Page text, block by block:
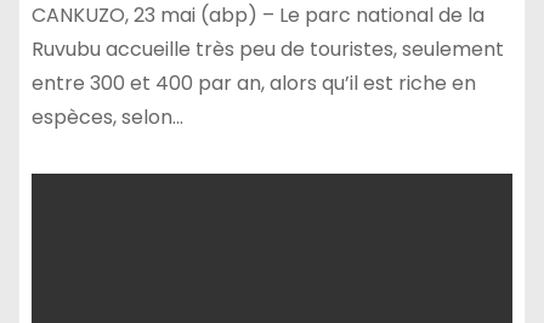
CANKUZO, 23 mai (abp) – Le parc national de la
Ruvubu accueille très peu de touristes, seulement
entre 300 et 400 par an, alors qu’il est riche en
espèces, selon…